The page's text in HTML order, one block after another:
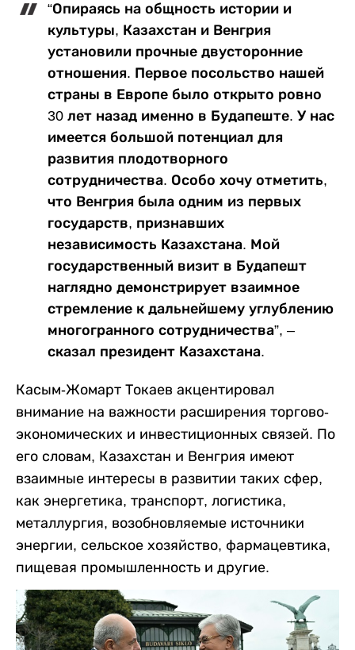
“Опираясь на общность истории и
культуры, Казахстан и Венгрия
установили прочные двусторонние
отношения. Первое посольство нашей
страны в Европе было открыто ровно
30 лет назад именно в Будапеште. У нас
имеется большой потенциал для
развития плодотворного
сотрудничества. Особо хочу отметить,
что Венгрия была одним из первых
государств, признавших
независимость Казахстана. Мой
государственный визит в Будапешт
наглядно демонстрирует взаимное
стремление к дальнейшему углублению
многогранного сотрудничества”, –
сказал президент Казахстана.
Касым-Жомарт Токаев акцентировал
внимание на важности расширения торгово-
экономических и инвестиционных связей. По
его словам, Казахстан и Венгрия имеют
взаимные интересы в развитии таких сфер,
как энергетика, транспорт, логистика,
металлургия, возобновляемые источники
энергии, сельское хозяйство, фармацевтика,
пищевая промышленность и другие.